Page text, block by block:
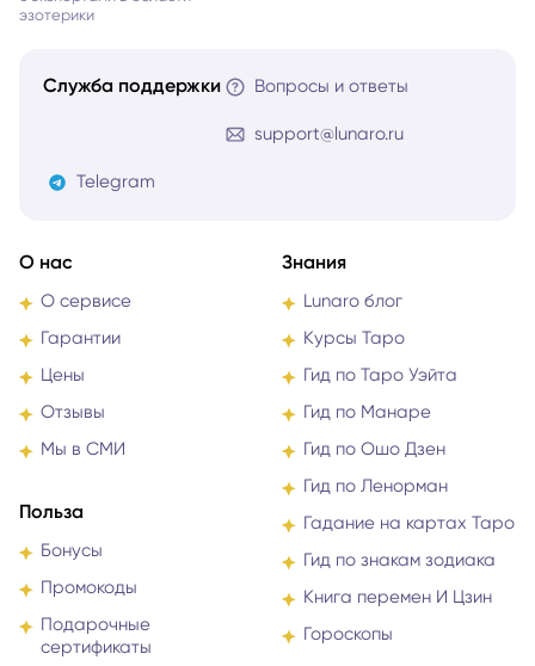
эзотерики
Служба поддержки Вопросы и ответы
support@lunaro.ru
Telegram
О нас
О сервисе
Гарантии
Цены
Отзывы
Мы в СМИ
Польза
Бонусы
Промокоды
Подарочные
сертификаты
Знания
Lunaro блог
Курсы Таро
Гид по Таро Уэйта
Гид по Манаре
Гид по Ошо Дзен
Гид по Ленорман
Гадание на картах Таро
Гид по знакам зодиака
Книга перемен И Цзин
Гороскопы